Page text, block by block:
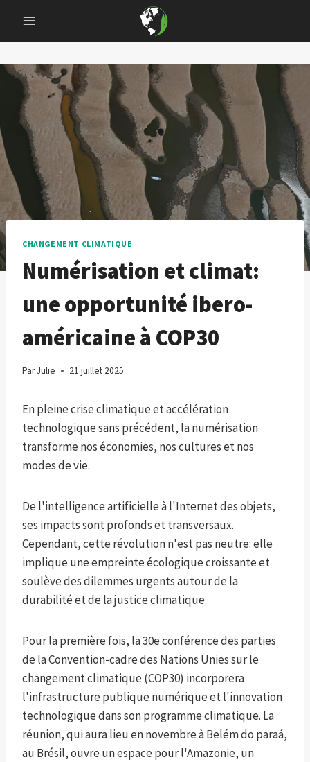
content
CHANGEMENT CLIMATIQUE
Numérisation et climat:
une opportunité ibero-
américaine à COP30
ParJulie 21 juillet 2025
En pleine crise climatique et accélération
technologique sans précédent, la numérisation
transforme nos économies, nos cultures et nos
modes de vie.
De l'intelligence artificielle à l'Internet des objets,
ses impacts sont profonds et transversaux.
Cependant, cette révolution n'est pas neutre: elle
implique une empreinte écologique croissante et
soulève des dilemmes urgents autour de la
durabilité et de la justice climatique.
Pour la première fois, la 30e conférence des parties
de la Convention-cadre des Nations Unies sur le
changement climatique (COP30) incorporera
l'infrastructure publique numérique et l'innovation
technologique dans son programme climatique. La
réunion, qui aura lieu en novembre à Belém do paraá,
au Brésil, ouvre un espace pour l'Amazonie, un